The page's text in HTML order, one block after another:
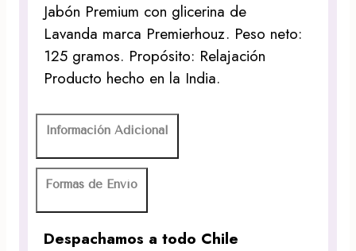
Jabón Premium con glicerina de
Lavanda marca Premierhouz. Peso neto:
125 gramos. Propósito: Relajación
Producto hecho en la India.
Información Adicional
Formas de Envío
Despachamos a todo Chile